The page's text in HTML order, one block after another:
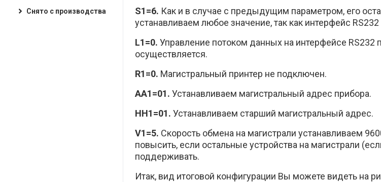
Снято с производства
S1=6. Как и в случае с предыдущим параметром, его
устанавливаем любое значение, так как интерфейс RS232
L1=0. Управление потоком данных на интерфейсе RS232
осуществляется.
R1=0. Магистральный принтер не подключен.
AA1=01. Устанавливаем магистральный адрес прибора.
HH1=01. Устанавливаем старший магистральный адрес.
V1=5. Скорость обмена на магистрали устанавливаем
повысить, если остальные устройства на магистрали
поддерживать.
Итак, вид итоговой конфигурации Вы можете видеть на